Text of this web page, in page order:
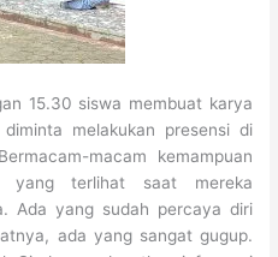
15.30 siswa membuat karya
melakukan presensi di
macam kemampuan
yang terlihat saat mereka
Ada yang sudah percaya diri
ada yang sangat gugup.